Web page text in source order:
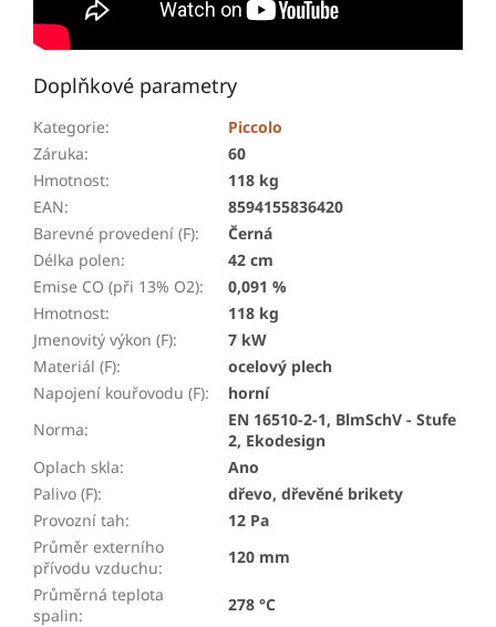
Doplňkové parametry
Kategorie:
Piccolo
Záruka:
60
Hmotnost:
118 kg
EAN:
8594155836420
Barevné provedení (F):
Černá
Délka polen:
42 cm
Emise CO (při 13% O2):
0,091 %
Hmotnost:
118 kg
Jmenovitý výkon (F):
7 kW
Materiál (F):
ocelový plech
Napojení kouřovodu (F):
horní
Norma:
EN 16510-2-1, BlmSchV - Stufe
2, Ekodesign
Oplach skla:
Ano
Palivo (F):
dřevo, dřevěné brikety
Provozní tah:
12 Pa
Průměr externího
přívodu vzduchu:
120 mm
Průměrná teplota
spalin:
278 °C